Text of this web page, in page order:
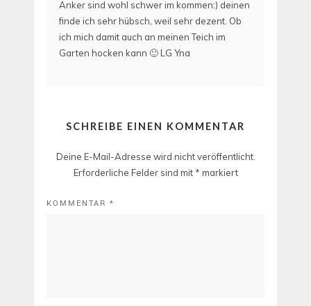
Anker sind wohl schwer im kommen:) deinen
finde ich sehr hübsch, weil sehr dezent. Ob
ich mich damit auch an meinen Teich im
Garten hocken kann 🙂 LG Yna
SCHREIBE EINEN KOMMENTAR
Deine E-Mail-Adresse wird nicht veröffentlicht.
Erforderliche Felder sind mit * markiert
KOMMENTAR *